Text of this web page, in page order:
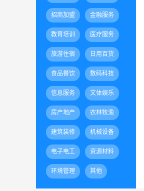
招商加盟 金融服务
教育培训 医疗服务
旅游住宿 日用百货
食品餐饮 数码科技
信息服务 文体娱乐
房产地产 农林牧渔
建筑装修 机械设备
电子电工 资源材料
环境管理 其他